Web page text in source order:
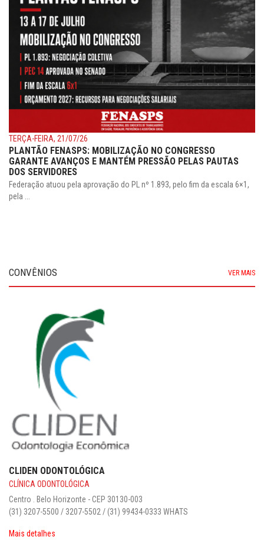
TERÇA-FEIRA, 21/07/26
PLANTÃO FENASPS: MOBILIZAÇÃO NO CONGRESSO
GARANTE AVANÇOS E MANTÉM PRESSÃO PELAS PAUTAS
DOS SERVIDORES
Federação atuou pela aprovação do PL nº 1.893, pelo fim da escala 6×1,
pela ...
CONVÊNIOS VER MAIS
CLIDEN ODONTOLÓGICA
CLÍNICA ODONTOLÓGICA
Centro . Belo Horizonte - CEP 30130-003‎
(31) 3207-5500 / 3207-5502 / (31) 99434-0333 WHATS
Mais detalhes